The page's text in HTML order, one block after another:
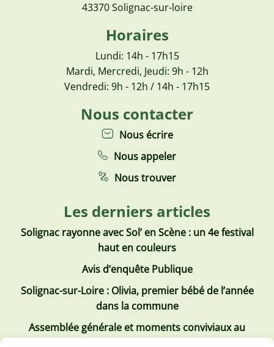
43370 Solignac-sur-loire
Horaires
Lundi: 14h - 17h15
Mardi, Mercredi, Jeudi: 9h - 12h
Vendredi: 9h - 12h / 14h - 17h15
Nous contacter
Nous écrire
Nous appeler
Nous trouver
Les derniers articles
Solignac rayonne avec Sol’ en Scène : un 4e festival
haut en couleurs
Avis d’enquête Publique
Solignac-sur-Loire : Olivia, premier bébé de l’année
dans la commune
Assemblée générale et moments conviviaux au